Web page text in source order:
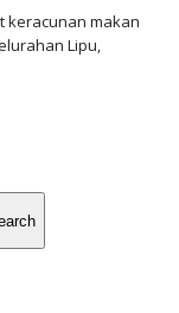
keracunan makan
Lipu,